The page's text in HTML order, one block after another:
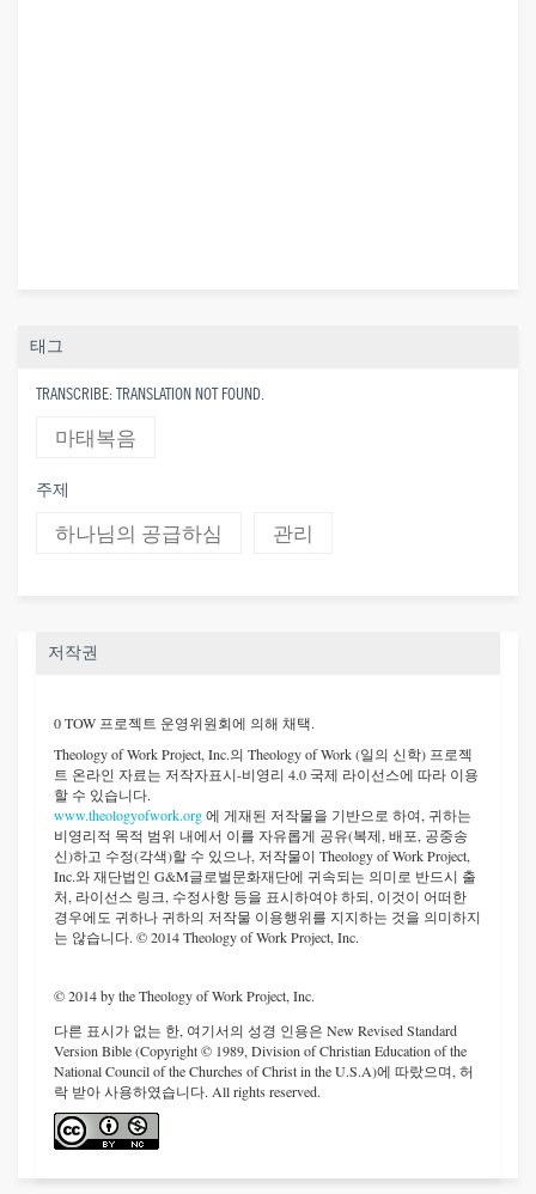
태그
TRANSCRIBE: TRANSLATION NOT FOUND.
마태복음
주제
하나님의 공급하심 관리
저작권
0 TOW 프로젝트 운영위원회에 의해 채택.
Theology of Work Project, Inc.의 Theology of Work (일의 신학) 프로젝
트 온라인 자료는 저작자표시-비영리 4.0 국제 라이선스에 따라 이용
할 수 있습니다.
www.theologyofwork.org에 게재된 저작물을 기반으로 하여, 귀하는
비영리적 목적 범위 내에서 이를 자유롭게 공유(복제, 배포, 공중송
신)하고 수정(각색)할 수 있으나, 저작물이 Theology of Work Project,
Inc.와 재단법인 G&M글로벌문화재단에 귀속되는 의미로 반드시 출
처, 라이선스 링크, 수정사항 등을 표시하여야 하되, 이것이 어떠한
경우에도 귀하나 귀하의 저작물 이용행위를 지지하는 것을 의미하지
는 않습니다. © 2014 Theology of Work Project, Inc.
© 2014 by the Theology of Work Project, Inc.
다른 표시가 없는 한, 여기서의 성경 인용은 New Revised Standard
Version Bible (Copyright © 1989, Division of Christian Education of the
National Council of the Churches of Christ in the U.S.A)에 따랐으며, 허
락 받아 사용하였습니다. All rights reserved.